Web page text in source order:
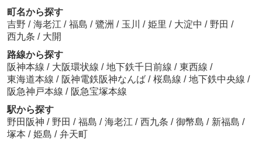
町名から探す
吉野 / 海老江 / 福島 / 鷺洲 / 玉川 / 姫里 / 大淀中 / 野田 /
西九条 / 大開
路線から探す
阪神本線 / 大阪環状線 / 地下鉄千日前線 / 東西線 /
東海道本線 / 阪神電鉄阪神なんば / 桜島線 / 地下鉄中央線 /
阪急神戸本線 / 阪急宝塚本線
駅から探す
野田阪神 / 野田 / 福島 / 海老江 / 西九条 / 御幣島 / 新福島 /
塚本 / 姫島 / 弁天町